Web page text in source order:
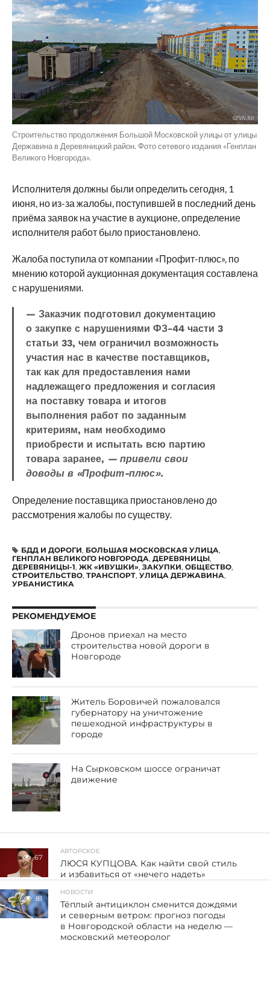
Строительство продолжения Большой Московской улицы от улицы
Державина в Деревяницкий район. Фото сетевого издания «Генплан
Великого Новгорода».
Исполнителя должны были определить сегодня, 1
июня, но из-за жалобы, поступившей в последний день
приёма заявок на участие в аукционе, определение
исполнителя работ было приостановлено.
Жалоба поступила от компании «Профит-плюс», по
мнению которой аукционная документация составлена
с нарушениями.
— Заказчик подготовил документацию
о закупке с нарушениями ФЗ-44 части 3
статьи 33, чем ограничил возможность
участия нас в качестве поставщиков,
так как для предоставления нами
надлежащего предложения и согласия
на поставку товара и итогов
выполнения работ по заданным
критериям, нам необходимо
приобрести и испытать всю партию
товара заранее, — привели свои
доводы в «Профит-плюс».
Определение поставщика приостановлено до
рассмотрения жалобы по существу.
БДД И ДОРОГИ, БОЛЬШАЯ МОСКОВСКАЯ УЛИЦА,
ГЕНПЛАН ВЕЛИКОГО НОВГОРОДА, ДЕРЕВЯНИЦЫ,
ДЕРЕВЯНИЦЫ-1, ЖК «ИВУШКИ», ЗАКУПКИ, ОБЩЕСТВО,
СТРОИТЕЛЬСТВО, ТРАНСПОРТ, УЛИЦА ДЕРЖАВИНА,
УРБАНИСТИКА
РЕКОМЕНДУЕМОЕ
Дронов приехал на место
строительства новой дороги в
Новгороде
Житель Боровичей пожаловался
губернатору на уничтожение
пешеходной инфраструктуры в
городе
На Сырковском шоссе ограничат
движение
67
АВТОРСКОЕ
ЛЮСЯ КУПЦОВА. Как найти свой стиль
и избавиться от «нечего надеть»
81
НОВОСТИ
Тёплый антициклон сменится дождями
и северным ветром: прогноз погоды
в Новгородской области на неделю —
московский метеоролог